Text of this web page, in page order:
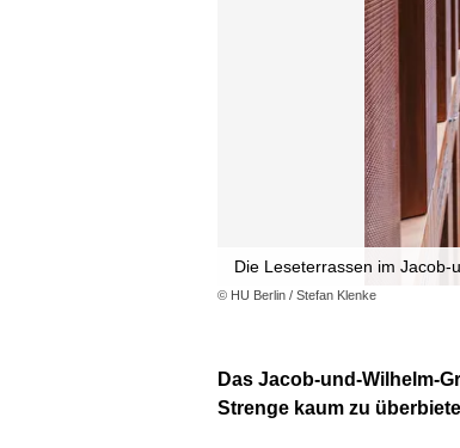
© HU Berlin / Stefan Klenke
Die Leseterrassen im
Das Jacob-und-Wilhelm-
Strenge kaum zu